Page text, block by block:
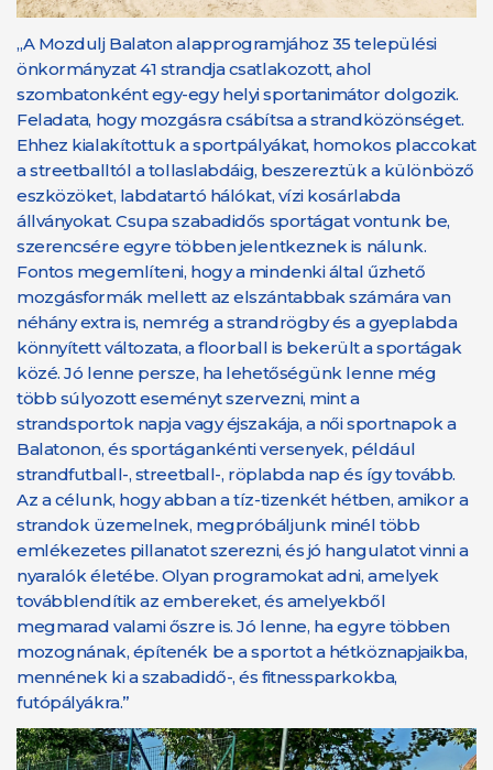
„A Mozdulj Balaton alapprogramjához 35 települési
önkormányzat 41 strandja csatlakozott, ahol
szombatonként egy-egy helyi sportanimátor dolgozik.
Feladata, hogy mozgásra csábítsa a strandközönséget.
Ehhez kialakítottuk a sportpályákat, homokos placcokat
a streetballtól a tollaslabdáig, beszereztük a különböző
eszközöket, labdatartó hálókat, vízi kosárlabda
állványokat. Csupa szabadidős sportágat vontunk be,
szerencsére egyre többen jelentkeznek is nálunk.
Fontos megemlíteni, hogy a mindenki által űzhető
mozgásformák mellett az elszántabbak számára van
néhány extra is, nemrég a strandrögby és a gyeplabda
könnyített változata, a floorball is bekerült a sportágak
közé. Jó lenne persze, ha lehetőségünk lenne még
több súlyozott eseményt szervezni, mint a
strandsportok napja vagy éjszakája, a női sportnapok a
Balatonon, és sportágankénti versenyek, például
strandfutball-, streetball-, röplabda nap és így tovább.
Az a célunk, hogy abban a tíz-tizenkét hétben, amikor a
strandok üzemelnek, megpróbáljunk minél több
emlékezetes pillanatot szerezni, és jó hangulatot vinni a
nyaralók életébe. Olyan programokat adni, amelyek
továbblendítik az embereket, és amelyekből
megmarad valami őszre is. Jó lenne, ha egyre többen
mozognának, építenék be a sportot a hétköznapjaikba,
mennének ki a szabadidő-, és fitnessparkokba,
futópályákra.”